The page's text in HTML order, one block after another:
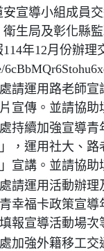
宣導小組成員
生局及彰化縣
114年12月份辦
請運用路老師
宣傳。並請協助
持續加強宣導
，運用社大、
宣講。並請協助
請運用活動辦
幸福卡政策宣
報宣導活動場次
加強外籍移工